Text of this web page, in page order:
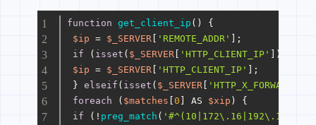
function get_client_ip ( ) {
$ip = $_SERVER [ 'REMOTE_ADDR' ];
if ( isset ( $_SERVER [ 'HTTP_CLIENT_IP' ]) &&
$ip = $_SERVER [ 'HTTP_CLIENT_IP' ];
} elseif ( isset ( $_SERVER [
foreach ( $matches [0 ] AS $xip ) {
if (! preg_match (